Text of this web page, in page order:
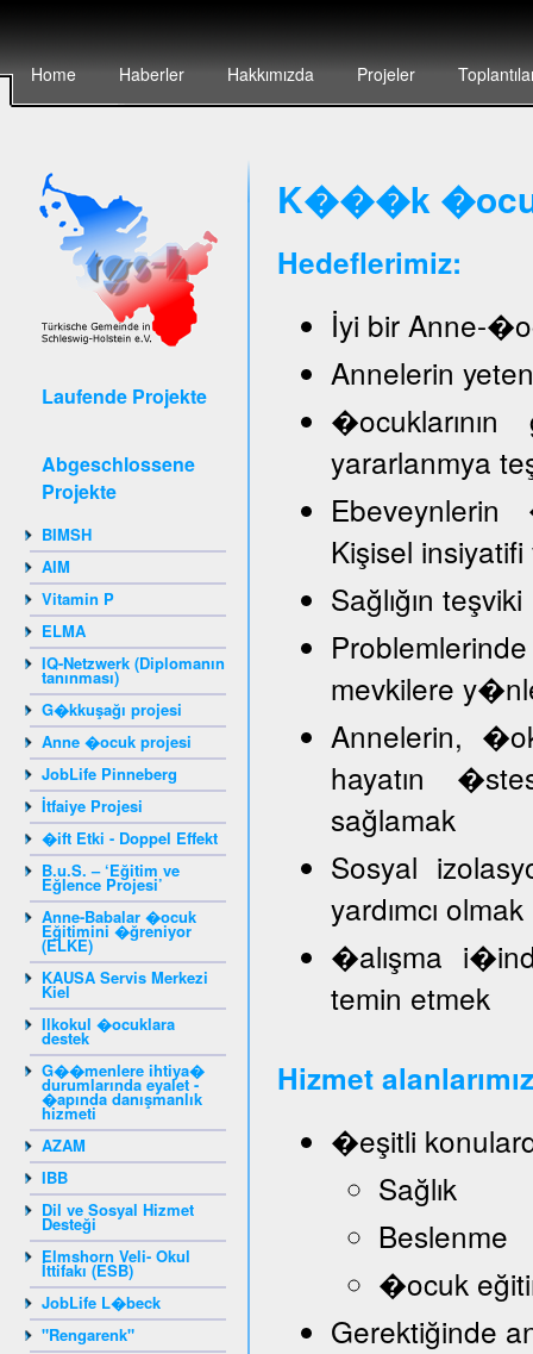
Home Haberler Hakkımızda Projeler
Laufende Projekte
Abgeschlossene
Projekte
BIMSH
AIM
Vitamin P
ELMA
IQ-Netzwerk (Diplomanın
tanınması)
G�kkuşağı projesi
Anne �ocuk projesi
JobLife Pinneberg
İtfaiye Projesi
�ift Etki - Doppel Effekt
B.u.S. – ‘Eğitim ve
Eğlence Projesi’
Anne-Babalar �ocuk
Eğitimini �ğreniyor
(ELKE)
KAUSA Servis Merkezi
Kiel
Ilkokul �ocuklara
destek
G��menlere ihtiya�
durumlarında eyalet -
�apında danışmanlık
hizmeti
AZAM
IBB
Dil ve Sosyal Hizmet
Desteği
Elmshorn Veli- Okul
İttifakı (ESB)
JobLife L�beck
"Rengarenk"
K���k
Hedeflerimiz:
İyi bir Anne-
Annelerin
yararlanmya
Kişisel
Sağlığın teşviki
mevkilere
Annelerin,
hayatın
sağlamak
Sosyal
yardımcı olmak
�alışma
temin etmek
Hizmet
�eşitli
Sağlık
Beslenme
�ocuk
Gerektiğinde